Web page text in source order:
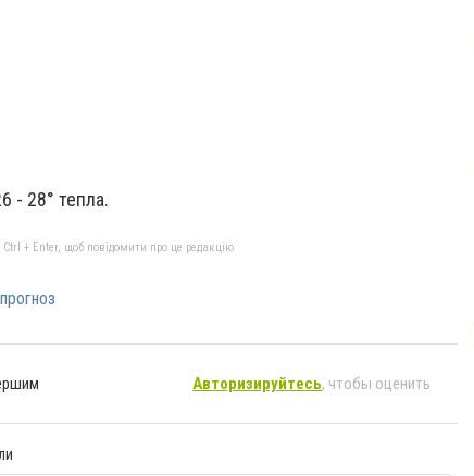
- 28° тепла.
+ Enter, щоб повідомити про це редакцію
Авторизируйтесь, чтобы оценить